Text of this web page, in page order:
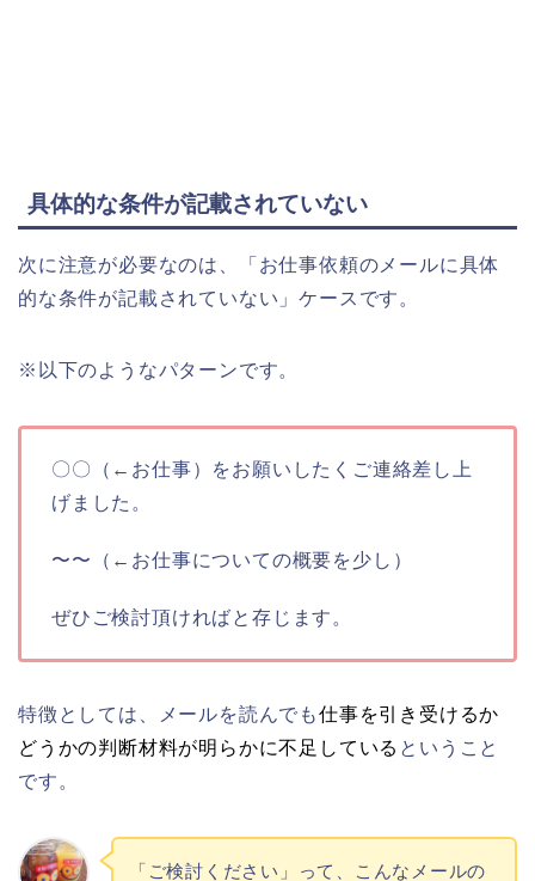
具体的な条件が記載されていない
次に注意が必要なのは、「お仕事依頼のメールに具体
的な条件が記載されていない」ケースです。
※以下のようなパターンです。
〇〇（←お仕事）をお願いしたくご連絡差し上
げました。
〜〜（←お仕事についての概要を少し）
ぜひご検討頂ければと存じます。
特徴としては、メールを読んでも仕事を引き受けるか
どうかの判断材料が明らかに不足している ということ
です。
「ご検討ください」って、こんなメールの